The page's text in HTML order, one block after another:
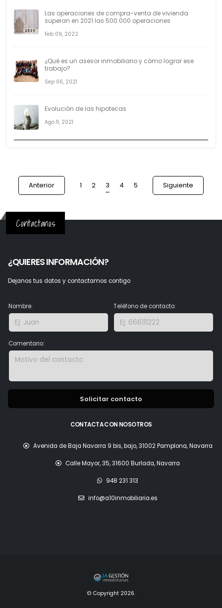
Las operaciones de compra-venta de vivienda
superan en 2021 las 500.000 operaciones
Feb 09, 2022
¿Qué es un asesor inmobiliario y cómo lograr ese
trabajo?
Sep 06, 2021
Evolución de las hipotecas
Ago 11, 2021
Anterior 1 2 3 4 5 Siguiente
Contactanos
¿QUIERES INFORMACIÓN?
Dejanos tus datos y contactamos contigo
Nombre: Teléfono de contacto:
Comentario:
Solicitar contacto
CONTACTA CON NOSOTROS
Avenida de Baja Navarra 9 bis, bajo, 31002 Pamplona, Navarra
Calle Mayor, 35, 31600 Burlada, Navarra
948 231 313
info@a10inmobiliaria.es
© Copyright 2026.